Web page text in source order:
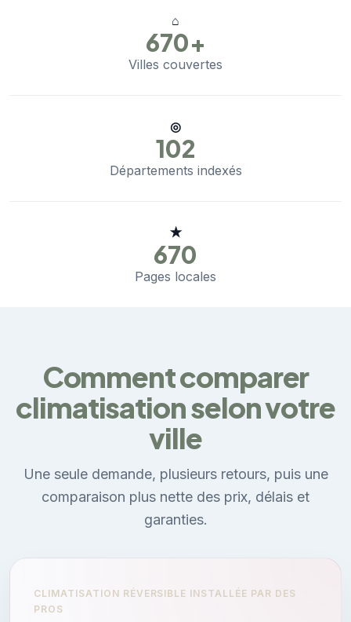
⌂
670+
Villes couvertes
◎
102
Départements indexés
★
670
Pages locales
Comment comparer
climatisation selon votre
ville
Une seule demande, plusieurs retours, puis une
comparaison plus nette des prix, délais et
garanties.
CLIMATISATION RÉVERSIBLE INSTALLÉE PAR DES
PROS